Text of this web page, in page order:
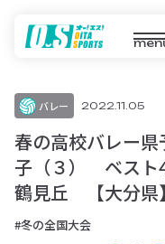
バレー 2022.11.05
春の高校バレー
子（３） ベスト
鶴見丘 【大分県】
#冬の全国大会